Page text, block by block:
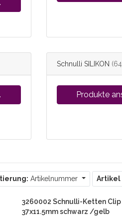
Schnulli SILIKON
Produkte
Artikelnummer Artikel
3260002 Schnulli-Ketten
37x11.5mm schwarz /gelb